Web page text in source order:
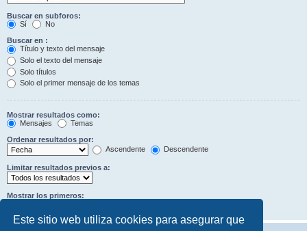
Este sitio web utiliza cookies para asegurar que
Buscar en subforos:
Sí
No
Buscar en :
Título y texto del mensaje
Solo el texto del mensaje
Solo títulos
Solo el primer mensaje de los temas
Mostrar resultados como:
Mensajes
Temas
Ordenar resultados por:
Ascendente
Descendente
Limitar resultados previos a:
Mostrar los primeros: